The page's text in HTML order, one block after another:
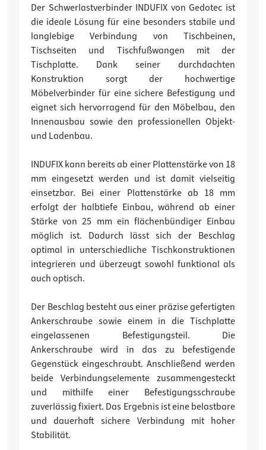
Der Schwerlastverbinder INDUFIX von Gedotec ist
die ideale Lösung für eine besonders stabile und
langlebige Verbindung von Tischbeinen,
Tischseiten und Tischfußwangen mit der
Tischplatte. Dank seiner durchdachten
Konstruktion sorgt der hochwertige
Möbelverbinder für eine sichere Befestigung und
eignet sich hervorragend für den Möbelbau, den
Innenausbau sowie den professionellen Objekt-
und Ladenbau.
INDUFIX kann bereits ab einer Plattenstärke von 18
mm eingesetzt werden und ist damit vielseitig
einsetzbar. Bei einer Plattenstärke ab 18 mm
erfolgt der halbtiefe Einbau, während ab einer
Stärke von 25 mm ein flächenbündiger Einbau
möglich ist. Dadurch lässt sich der Beschlag
optimal in unterschiedliche Tischkonstruktionen
integrieren und überzeugt sowohl funktional als
auch optisch.
Der Beschlag besteht aus einer präzise gefertigten
Ankerschraube sowie einem in die Tischplatte
eingelassenen Befestigungsteil. Die
Ankerschraube wird in das zu befestigende
Gegenstück eingeschraubt. Anschließend werden
beide Verbindungselemente zusammengesteckt
und mithilfe einer Befestigungsschraube
zuverlässig fixiert. Das Ergebnis ist eine belastbare
und dauerhaft sichere Verbindung mit hoher
Stabilität.